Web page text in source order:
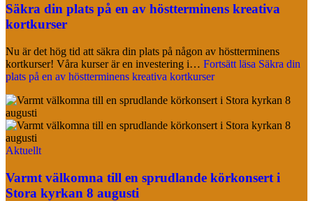
Säkra din plats på en av höstterminens kreativa
kortkurser
Nu är det hög tid att säkra din plats på någon av höstterminens
kortkurser! Våra kurser är en investering i… Fortsätt läsa Säkra din
plats på en av höstterminens kreativa kortkurser
Aktuellt
Varmt välkomna till en sprudlande körkonsert i
Stora kyrkan 8 augusti